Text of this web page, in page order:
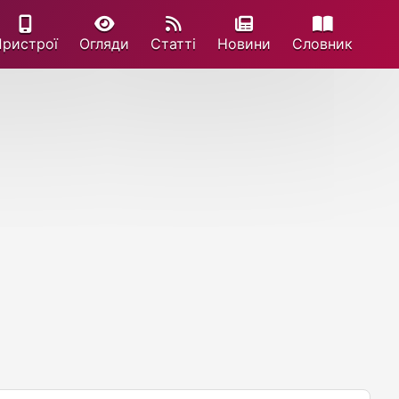
Огляди Статті Новини Cловник